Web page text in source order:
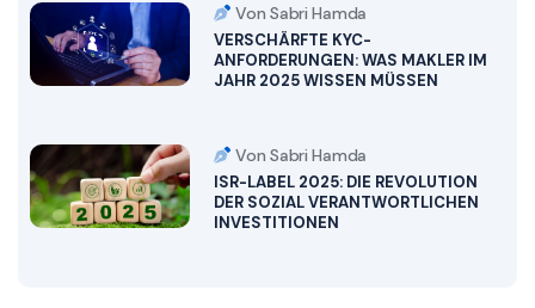
Von Sabri Hamda
VERSCHÄRFTE KYC-
ANFORDERUNGEN: WAS MAKLER IM
JAHR 2025 WISSEN MÜSSEN
Von Sabri Hamda
ISR-LABEL 2025: DIE REVOLUTION
DER SOZIAL VERANTWORTLICHEN
INVESTITIONEN